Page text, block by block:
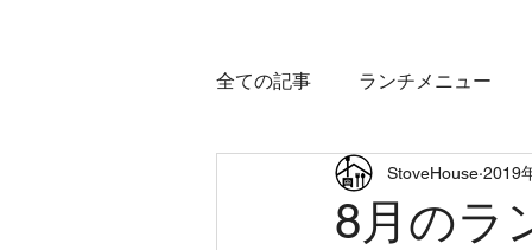
全ての記事 ランチメニュー
8月のラ
StoveHouse 2019